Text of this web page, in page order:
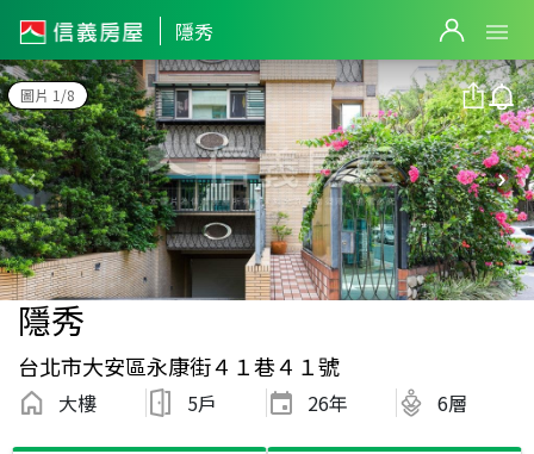
隱秀
圖片 1/8
隱秀
台北市大安區永康街４１巷４１號
大樓 5戶 26年 6層